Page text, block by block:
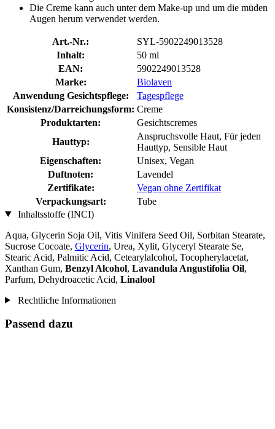
Die Creme kann auch unter dem Make-up und um die müden
Augen herum verwendet werden.
Art.-Nr.:
SYL-5902249013528
Inhalt:
50 ml
EAN:
5902249013528
Marke:
Biolaven
Anwendung Gesichtspflege:
Tagespflege
Konsistenz/Darreichungsform: Creme
Produktarten:
Gesichtscremes
Hauttyp:
Anspruchsvolle Haut, Für jeden
Hauttyp, Sensible Haut
Eigenschaften:
Unisex, Vegan
Duftnoten:
Lavendel
Zertifikate:
Vegan ohne Zertifikat
Verpackungsart:
Tube
Inhaltsstoffe (INCI)
Aqua, Glycerin Soja Oil, Vitis Vinifera Seed Oil, Sorbitan Stearate,
Sucrose Cocoate, Glycerin, Urea, Xylit, Glyceryl Stearate Se,
Stearic Acid, Palmitic Acid, Cetearylalcohol, Tocopherylacetat,
Xanthan Gum, Benzyl Alcohol, Lavandula Angustifolia Oil,
Parfum, Dehydroacetic Acid, Linalool
Rechtliche Informationen
Passend dazu